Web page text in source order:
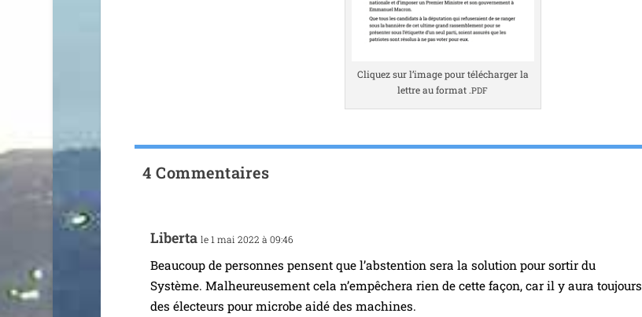
Cliquez sur l’i­mage pour télé­char­ger la
lettre au for­mat .PDF
4 Commentaires
Liberta le 1 mai 2022 à 09:46
Beaucoup de per­sonnes pensent que l’abs­ten­tion sera la solu­tion pour sor­tir du
Système. Malheureusement cela n’empêchera rien de cette façon, car il y aura tou­jours
des élec­teurs pour microbe aidé des machines.